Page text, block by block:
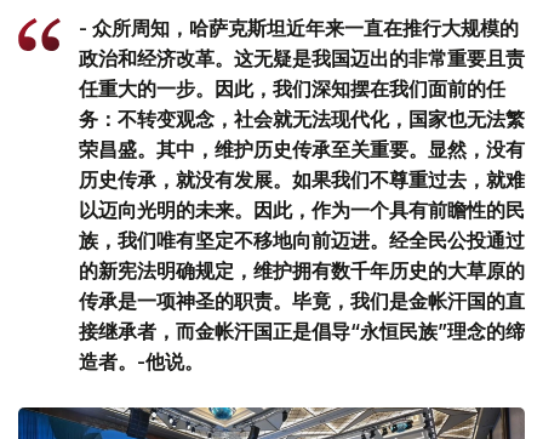
- 众所周知，哈萨克斯坦近年来一直在推行大规模的
政治和经济改革。这无疑是我国迈出的非常重要且责
任重大的一步。因此，我们深知摆在我们面前的任
务：不转变观念，社会就无法现代化，国家也无法繁
荣昌盛。其中，维护历史传承至关重要。显然，没有
历史传承，就没有发展。如果我们不尊重过去，就难
以迈向光明的未来。因此，作为一个具有前瞻性的民
族，我们唯有坚定不移地向前迈进。经全民公投通过
的新宪法明确规定，维护拥有数千年历史的大草原的
传承是一项神圣的职责。毕竟，我们是金帐汗国的直
接继承者，而金帐汗国正是倡导“永恒民族”理念的缔
造者。-他说。